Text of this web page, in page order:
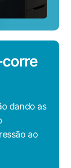
dando as
ao